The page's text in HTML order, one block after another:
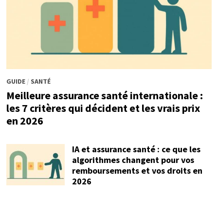
GUIDE/ SANTÉ
Meilleure assurance santé internationale :
les 7 critères qui décident et les vrais prix
en 2026
IA et assurance santé : ce que les
algorithmes changent pour vos
remboursements et vos droits en
2026